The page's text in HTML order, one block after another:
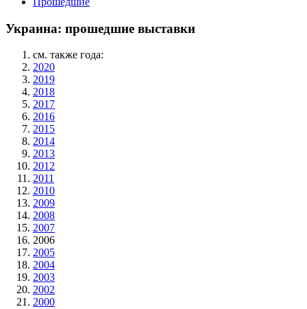
Украина: прошедшие выставки
см. также года:
2020
2019
2018
2017
2016
2015
2014
2013
2012
2011
2010
2009
2008
2007
2006
2005
2004
2003
2002
2000